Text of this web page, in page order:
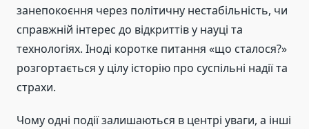
занепокоєння через політичну нестабільність, чи
справжній інтерес до відкриттів у науці та
технологіях. Іноді коротке питання «що сталося?»
розгортається у цілу історію про суспільні надії та
страхи.
Чому одні події залишаються в центрі уваги, а інші